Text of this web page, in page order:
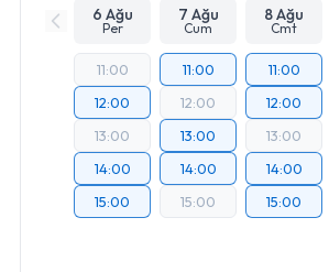
6 Ağu
Per
7 Ağu
Cum
8 Ağu
Cmt
11:00
12:00
13:00
14:00
15:00
11:00
12:00
13:00
14:00
15:00
11:00
12:00
13:00
14:00
15:00